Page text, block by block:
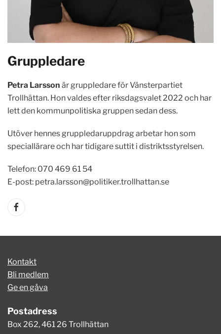
Gruppledare
Petra Larsson är gruppledare för Vänsterpartiet
Trollhättan. Hon valdes efter riksdagsvalet 2022 och har
lett den kommunpolitiska gruppen sedan dess.
Utöver hennes gruppledaruppdrag arbetar hon som
speciallärare och har tidigare suttit i distriktsstyrelsen.
Telefon: 070 469 61 54
E-post: petra.larsson@politiker.trollhattan.se
Kontakt
Bli medlem
Ge en gåva
Postadress
Box 262, 461 26 Trollhättan